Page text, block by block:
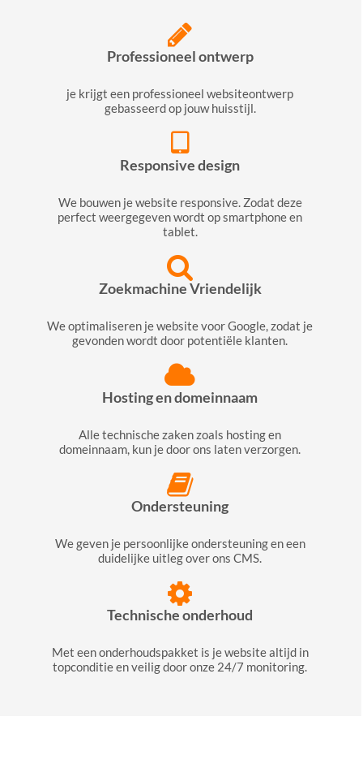
Professioneel ontwerp
je krijgt een professioneel websiteontwerp
gebasseerd op jouw huisstijl.
Responsive design
We bouwen je website responsive. Zodat deze
perfect weergegeven wordt op smartphone en
tablet.
Zoekmachine Vriendelijk
We optimaliseren je website voor Google, zodat je
gevonden wordt door potentiële klanten.
Hosting en domeinnaam
Alle technische zaken zoals hosting en
domeinnaam, kun je door ons laten verzorgen.
Ondersteuning
We geven je persoonlijke ondersteuning en een
duidelijke uitleg over ons CMS.
Technische onderhoud
Met een onderhoudspakket is je website altijd in
topconditie en veilig door onze 24/7 monitoring.